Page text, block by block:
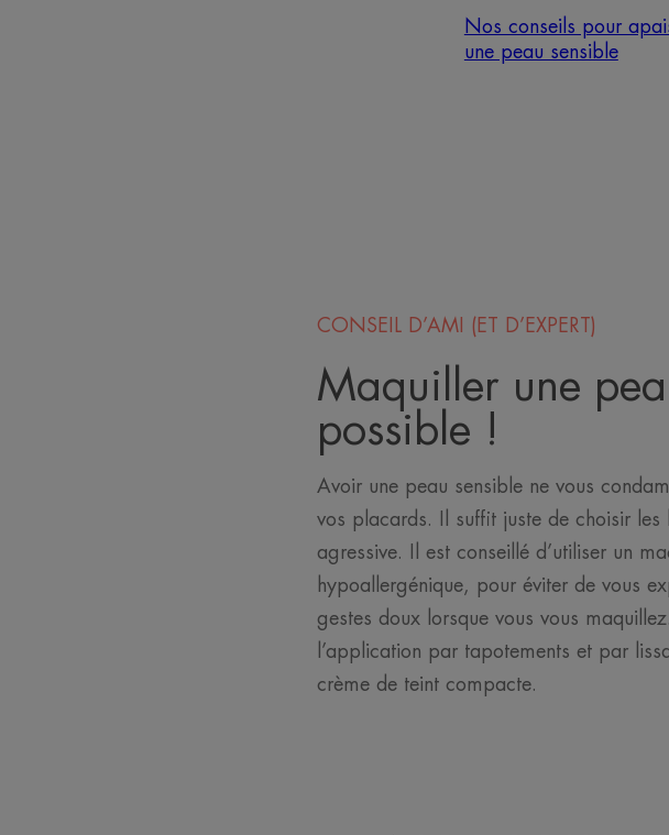
Nos conseils pour
une peau sensible
CONSEIL D’AMI (ET D’EXPERT)
Maquiller une
possible !
Avoir une peau sensible ne vous
vos placards. Il suffit juste de choisir
agressive. Il est conseillé d’utiliser un
hypoallergénique, pour éviter de vous
gestes doux lorsque vous vous
l’application par tapotements et par
crème de teint compacte.